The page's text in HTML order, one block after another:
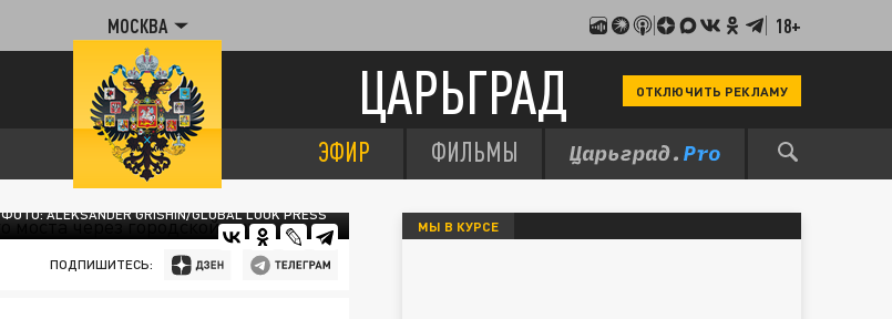
МОСКВА 18+
ЦАРЬГРАД ОТКЛЮЧИТЬ РЕКЛАМУ
ЭФИР ФИЛЬМЫ
ФОТО: ALEKSANDER GRISHIN/GLOBAL LOOK PRESS
ПОДПИШИТЕСЬ:
МЫ В КУРСЕ